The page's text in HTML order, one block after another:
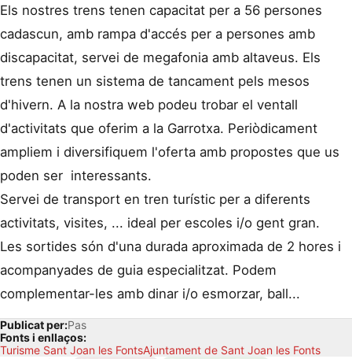
Els nostres trens tenen capacitat per a 56 persones
cadascun, amb rampa d'accés per a persones amb
discapacitat, servei de megafonia amb altaveus. Els
trens tenen un sistema de tancament pels mesos
d'hivern. A la nostra web podeu trobar el ventall
d'activitats que oferim a la Garrotxa. Periòdicament
ampliem i diversifiquem l'oferta amb propostes que us
poden ser interessants.
Servei de transport en tren turístic per a diferents
activitats, visites, ... ideal per escoles i/o gent gran.
Les sortides són d'una durada aproximada de 2 hores i
acompanyades de guia especialitzat. Podem
complementar-les amb dinar i/o esmorzar, ball...
Publicat per:Pas
Fonts i enllaços:
Turisme Sant Joan les FontsAjuntament de Sant Joan les Fonts